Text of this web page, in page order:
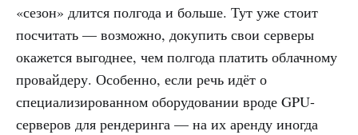
«сезон» длится полгода и больше. Тут уже стоит
посчитать — возможно, докупить свои серверы
окажется выгоднее, чем полгода платить облачному
провайдеру. Особенно, если речь идёт о
специализированном оборудовании вроде GPU-
серверов для рендеринга — на их аренду иногда